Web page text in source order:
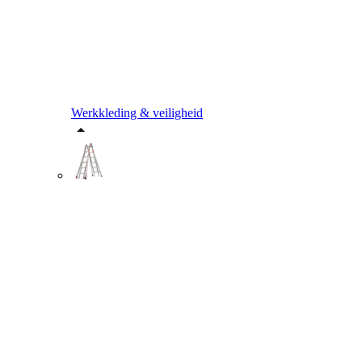
Werkkleding & veiligheid